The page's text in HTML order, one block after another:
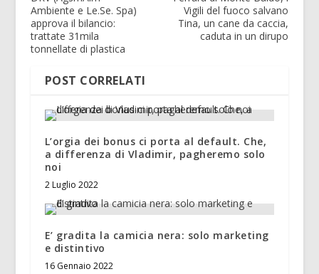
Ambiente e Le.Se. Spa)
approva il bilancio:
trattate 31mila
tonnellate di plastica
Vigili del fuoco salvano
Tina, un cane da caccia,
caduta in un dirupo
POST CORRELATI
L’orgia dei bonus ci porta al default. Che,
a differenza di Vladimir, pagheremo solo
noi
2 Luglio 2022
E’ gradita la camicia nera: solo marketing
e distintivo
16 Gennaio 2022